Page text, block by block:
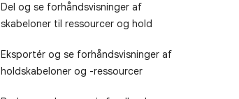
Del og se forhåndsvisninger af
skabeloner til ressourcer og hold
Eksportér og se forhåndsvisninger af
holdskabeloner og -ressourcer